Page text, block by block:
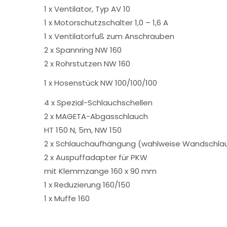
1 x Ventilator, Typ AV 10
1 x Motorschutzschalter 1,0 – 1,6 A
1 x Ventilatorfuß zum Anschrauben
2 x Spannring NW 160
2 x Rohrstutzen NW 160
1 x Hosenstück NW 100/100/100
4 x Spezial-Schlauchschellen
2 x MAGETA-Abgasschlauch
HT 150 N, 5m, NW 150
2 x Schlauchaufhängung (wahlweise
2 x Auspuffadapter für PKW
mit Klemmzange 160 x 90 mm
1 x Reduzierung 160/150
1 x Muffe 160